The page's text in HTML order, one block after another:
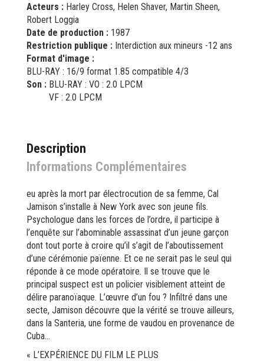
Acteurs : Harley Cross, Helen Shaver, Martin Sheen,
Robert Loggia
Date de production : 1987
Restriction publique : Interdiction aux mineurs -12 ans
Format d'image :
BLU-RAY : 16/9 format 1.85 compatible 4/3
Son : BLU-RAY : VO : 2.0 LPCM
VF : 2.0 LPCM
Description
Informations Complémentaires
eu après la mort par électrocution de sa femme, Cal
Jamison s’installe à New York avec son jeune fils.
Psychologue dans les forces de l’ordre, il participe à
l’enquête sur l’abominable assassinat d’un jeune garçon
dont tout porte à croire qu’il s’agit de l’aboutissement
d’une cérémonie païenne. Et ce ne serait pas le seul qui
réponde à ce mode opératoire. Il se trouve que le
principal suspect est un policier visiblement atteint de
délire paranoïaque. L’œuvre d’un fou ? Infiltré dans une
secte, Jamison découvre que la vérité se trouve ailleurs,
dans la Santeria, une forme de vaudou en provenance de
Cuba…
« L’EXPÉRIENCE DU FILM LE PLUS